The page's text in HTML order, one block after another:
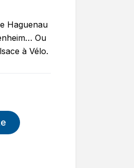
Haguenau
Ou
à Vélo.